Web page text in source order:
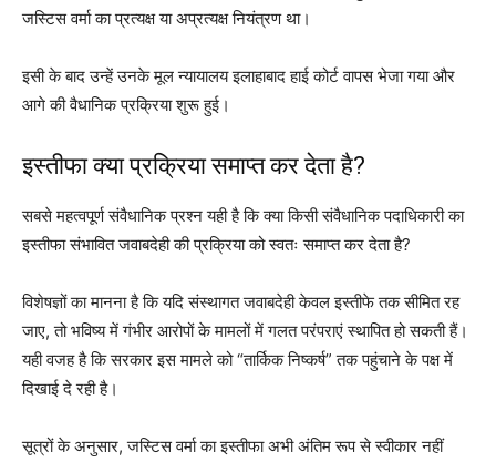
जस्टिस वर्मा का प्रत्यक्ष या अप्रत्यक्ष नियंत्रण था।
इसी के बाद उन्हें उनके मूल न्यायालय इलाहाबाद हाई कोर्ट वापस भेजा गया और
आगे की वैधानिक प्रक्रिया शुरू हुई।
इस्तीफा क्या प्रक्रिया समाप्त कर देता है?
सबसे महत्वपूर्ण संवैधानिक प्रश्न यही है कि क्या किसी संवैधानिक पदाधिकारी का
इस्तीफा संभावित जवाबदेही की प्रक्रिया को स्वतः समाप्त कर देता है?
विशेषज्ञों का मानना है कि यदि संस्थागत जवाबदेही केवल इस्तीफे तक सीमित रह
जाए, तो भविष्य में गंभीर आरोपों के मामलों में गलत परंपराएं स्थापित हो सकती हैं।
यही वजह है कि सरकार इस मामले को “तार्किक निष्कर्ष” तक पहुंचाने के पक्ष में
दिखाई दे रही है।
सूत्रों के अनुसार, जस्टिस वर्मा का इस्तीफा अभी अंतिम रूप से स्वीकार नहीं